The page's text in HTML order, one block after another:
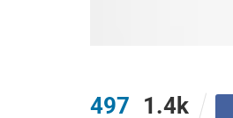
497 1.4k